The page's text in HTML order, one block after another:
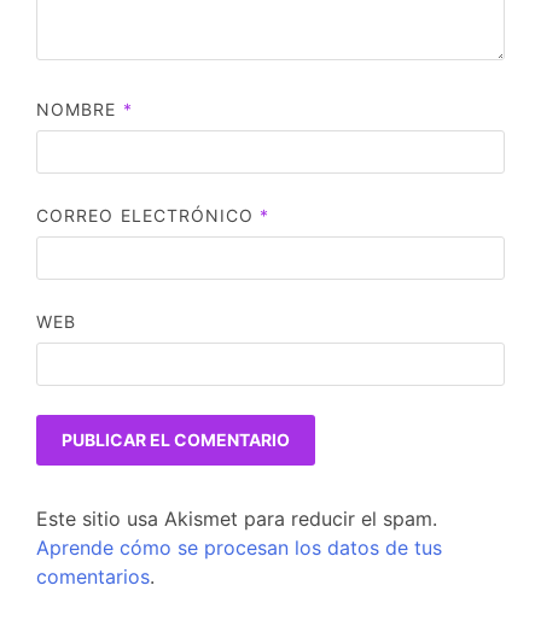
NOMBRE *
CORREO ELECTRÓNICO *
WEB
Este sitio usa Akismet para reducir el spam.
Aprende cómo se procesan los datos de tus
comentarios.